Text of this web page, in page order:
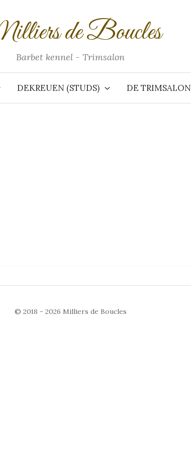
de Boucles
Barbet kennel - Trimsalon
DEKREUEN (STUDS) DE TRIMSALON
© 2018 - 2026 Milliers de Boucles